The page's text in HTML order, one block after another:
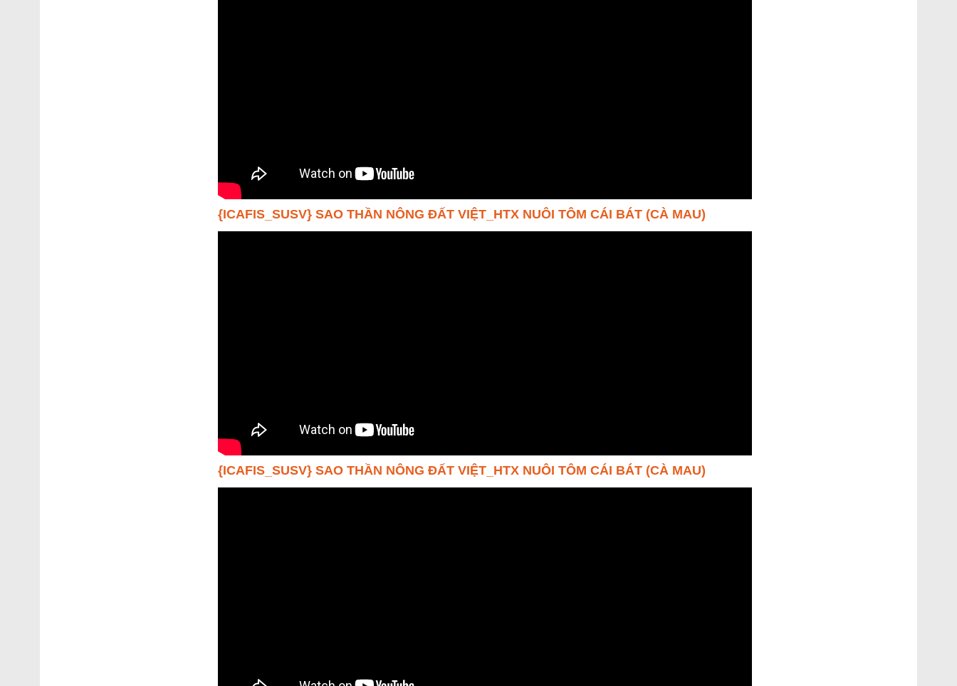
{ICAFIS_SUSV} SAO THẦN NÔNG ĐẤT VIỆT_HTX NUÔI TÔM CÁI BÁT (CÀ MAU)
{ICAFIS_SUSV} SAO THẦN NÔNG ĐẤT VIỆT_HTX NUÔI TÔM CÁI BÁT (CÀ MAU)